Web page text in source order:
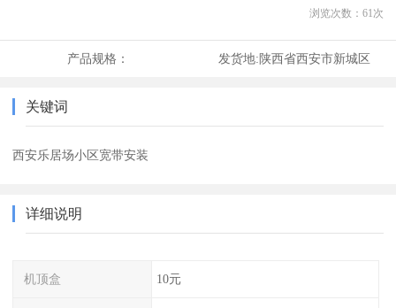
浏览次数： 61 次
产品规格： 发货地:陕西省西安市新城区
关键词
西安乐居场小区宽带安装
详细说明
机顶盒 10元